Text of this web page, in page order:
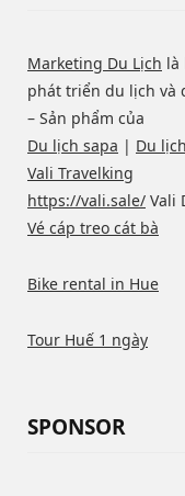
Marketing Du Lịch là
phát triển du lịch và
– Sản phẩm của
Du lịch sapa | Du
Vali Travelking
https://vali.sale/ Vali
Vé cáp treo cát bà
Bike rental in Hue
Tour Huế 1 ngày
SPONSOR